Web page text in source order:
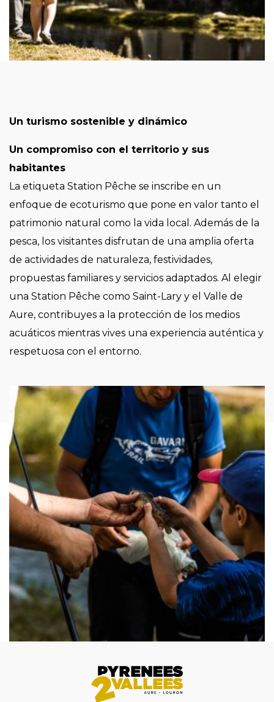
Un turismo sostenible y dinámico
Un compromiso con el territorio y sus
habitantes
La etiqueta Station Pêche se inscribe en un
enfoque de ecoturismo que pone en valor tanto el
patrimonio natural como la vida local. Además de la
pesca, los visitantes disfrutan de una amplia oferta
de actividades de naturaleza, festividades,
propuestas familiares y servicios adaptados. Al elegir
una Station Pêche como Saint-Lary y el Valle de
Aure, contribuyes a la protección de los medios
acuáticos mientras vives una experiencia auténtica y
respetuosa con el entorno.
Imagen